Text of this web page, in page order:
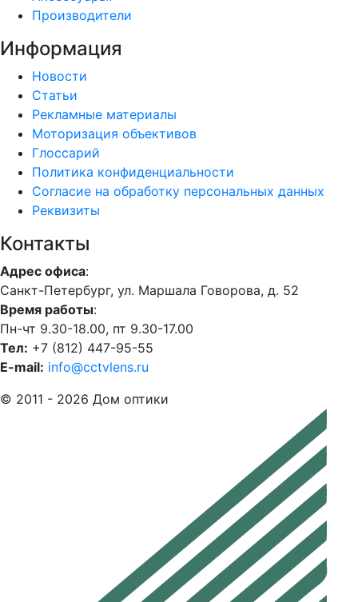
Производители
Информация
Новости
Статьи
Рекламные материалы
Моторизация объективов
Глоссарий
Политика конфиденциальности
Согласие на обработку персональных данных
Реквизиты
Контакты
Адрес офиса:
Санкт-Петербург, ул. Маршала Говорова, д. 52
Время работы:
Пн-чт 9.30-18.00, пт 9.30-17.00
Тел: +7 (812) 447-95-55
E-mail: info@cctvlens.ru
© 2011 - 2026 Дом оптики